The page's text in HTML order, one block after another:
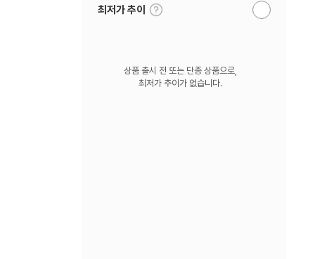
최저가 추이
툴
팁
알
상품 출시 전 또는 단종 상품으로,
최저가 추이가 없습니다.